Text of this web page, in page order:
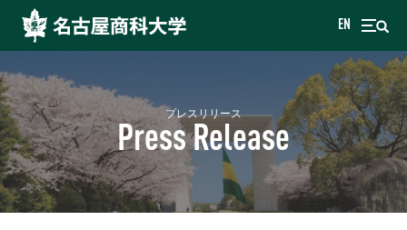
EN
プレスリリース
Press Release